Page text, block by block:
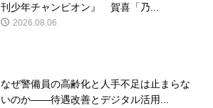
刊少年チャンピオン』 賀喜「乃...
2026.08.06
なぜ警備員の高齢化と人手不足は止まらな
いのか――待遇改善とデジタル活用...